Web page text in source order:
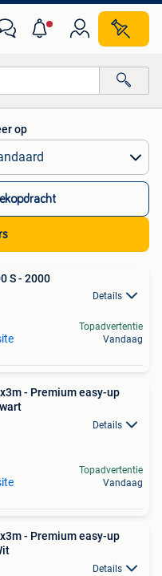
op
S - 2000
Details
Topadvertentie
Vandaag
- Premium easy-up
Details
Topadvertentie
Vandaag
- Premium easy-up
Details